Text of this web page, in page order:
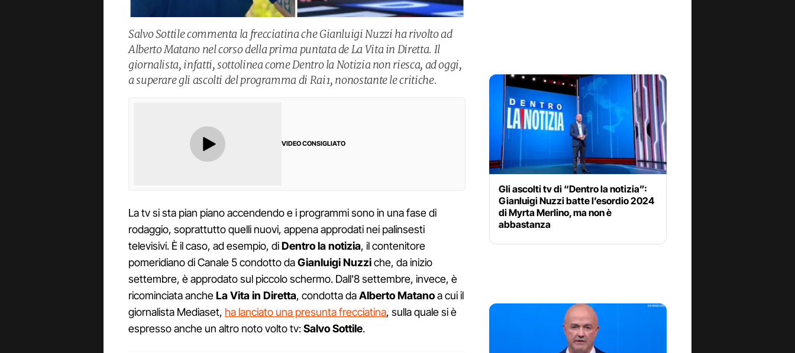
Salvo Sottile commenta la frecciatina che Gianluigi Nuzzi ha rivolto ad
Alberto Matano nel corso della prima puntata de La Vita in Diretta. Il
giornalista, infatti, sottolinea come Dentro la Notizia non riesca, ad oggi,
a superare gli ascolti del programma di Rai1, nonostante le critiche.
VIDEO CONSIGLIATO
La tv si sta pian piano accendendo e i programmi sono in una fase di
rodaggio, soprattutto quelli nuovi, appena approdati nei palinsesti
televisivi. È il caso, ad esempio, diDentro la notizia, il contenitore
pomeridiano di Canale 5 condotto daGianluigi Nuzziche, da inizio
settembre, è approdato sul piccolo schermo. Dall'8 settembre, invece, è
ricominciata ancheLa Vita in Diretta, condotta daAlberto Matanoa cui il
giornalista Mediaset, ha lanciato una presunta frecciatina, sulla quale si è
espresso anche un altro noto volto tv:Salvo Sottile.
Gli ascolti tv di “Dentro la notizia”:
Gianluigi Nuzzi batte l’esordio 2024
di Myrta Merlino, ma non è
abbastanza